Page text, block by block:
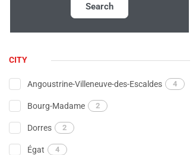
Search
CITY
Angoustrine-Villeneuve-des-Escaldes 4
Bourg-Madame 2
Dorres 2
Égat 4